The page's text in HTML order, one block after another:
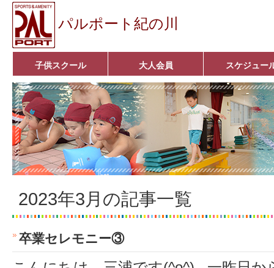
パルポート紀の川
子供スクール
ベビーコース
幼児コース
小学生コース
育成コース
選手コース
キッズパーク(体操教室)
子どもダンス教室
■入会案内■
大人会員
アクア悠々クラブ
いきいきコース
■入会案内■
スケジュー
2023年3月の記事一覧
卒業セレモニー③